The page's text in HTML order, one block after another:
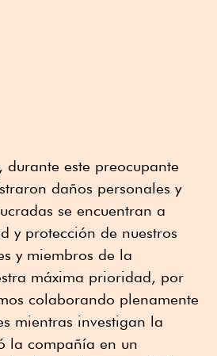
durante este preocupante
daños personales y
se encuentran a
y protección de nuestros
y miembros de la
máxima prioridad, por
colaborando plenamente
mientras investigan la
la compañía en un